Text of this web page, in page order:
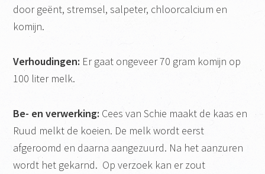
door geënt, stremsel, salpeter, chloorcalcium en
komijn.
Verhoudingen: Er gaat ongeveer 70 gram komijn op
100 liter melk.
Be- en verwerking: Cees van Schie maakt de kaas en
Ruud melkt de koeien. De melk wordt eerst
afgeroomd en daarna aangezuurd. Na het aanzuren
wordt het gekarnd. Op verzoek kan er zout